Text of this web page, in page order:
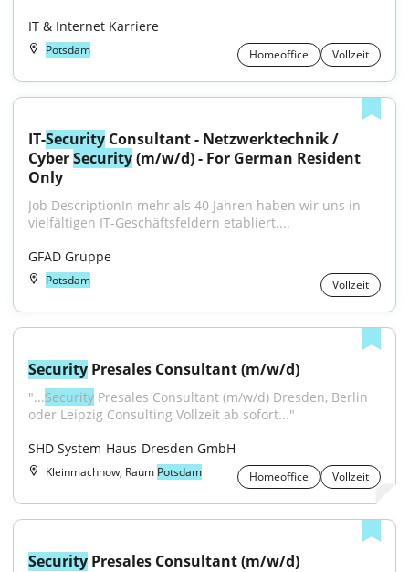
IT & Internet Karriere
Potsdam Homeoffice Vollzeit
IT-Security Consultant - Netzwerktechnik /
Cyber Security (m/w/d) - For German Resident
Only
Job DescriptionIn mehr als 40 Jahren haben wir uns in
vielfältigen IT-Geschäftsfeldern etabliert....
GFAD Gruppe
Potsdam Vollzeit
Security Presales Consultant (m/w/d)
"...Security Presales Consultant (m/w/d) Dresden, Berlin
oder Leipzig Consulting Vollzeit ab sofort..."
SHD System-Haus-Dresden GmbH
Kleinmachnow, Raum Potsdam Homeoffice Vollzeit
Security Presales Consultant (m/w/d)